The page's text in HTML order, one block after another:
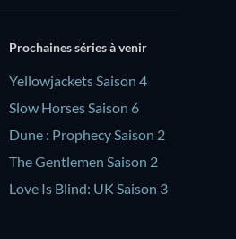
Prochaines séries à venir
Yellowjackets Saison 4
Slow Horses Saison 6
Dune : Prophecy Saison 2
The Gentlemen Saison 2
Love Is Blind: UK Saison 3